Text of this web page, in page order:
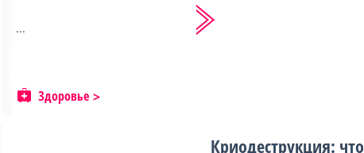
...
Здоровье
Криодеструкция: что